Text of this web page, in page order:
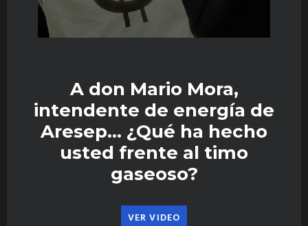
A don Mario Mora,
intendente de energía de
Aresep… ¿Qué ha hecho
usted frente al timo
gaseoso?
VER VIDEO